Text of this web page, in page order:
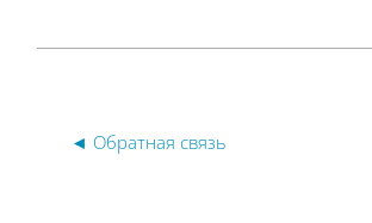
◄ Обратная связь